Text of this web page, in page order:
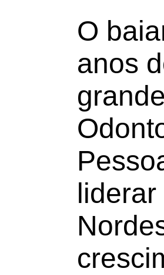
O
anos